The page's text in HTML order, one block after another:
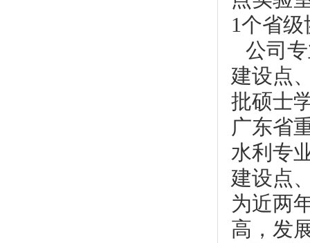
1个省
公司
建设点
批硕士
广东省
水利专
建设点
为近两
高，发